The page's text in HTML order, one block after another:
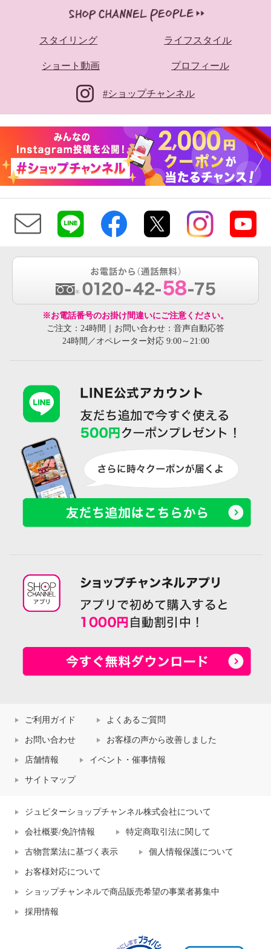
ｎｉｓｈｉｋａｗａ 西川 ふと
カフェオレ
ｎｉｓｈｉｋａｗａ 西川 ふと
カリブブルー
スタイリング ライフスタイル
ショート動画 プロフィール
#ショップチャンネル
※お電話番号のお掛け間違いにご注意ください。
ご注文：24時間｜お問い合わせ：音声自動応答
24時間／オペレーター対応 9:00～21:00
ご利用ガイド よくあるご質問
お問い合わせ お客様の声から改善しました
店舗情報 イベント・催事情報
サイトマップ
ジュピターショップチャンネル株式会社について
会社概要/免許情報 特定商取引法に関して
古物営業法に基づく表示 個人情報保護について
お客様対応について
ショップチャンネルで商品販売希望の事業者募集中
採用情報